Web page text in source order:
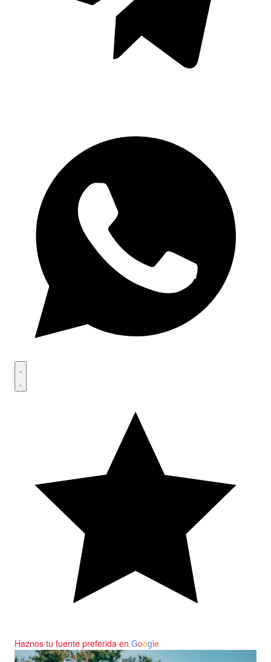
Haznos tu fuente preferida en Google